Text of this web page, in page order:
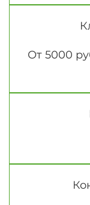
От 5000